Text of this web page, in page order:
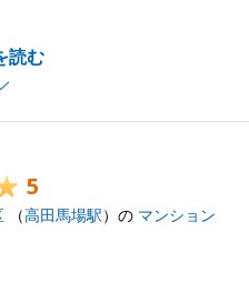
読む
進めていただけるよう尽
のようなお言葉をいただ
。
。
いましたら、いつでもお
し上げます。
5
（高田馬場駅）の マンション